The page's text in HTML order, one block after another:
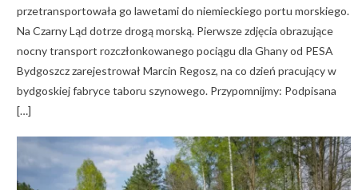
przetransportowała go lawetami do niemieckiego portu morskiego.
Na Czarny Ląd dotrze drogą morską. Pierwsze zdjęcia obrazujące
nocny transport rozczłonkowanego pociągu dla Ghany od PESA
Bydgoszcz zarejestrował Marcin Regosz, na co dzień pracujący w
bydgoskiej fabryce taboru szynowego. Przypomnijmy: Podpisana
[…]